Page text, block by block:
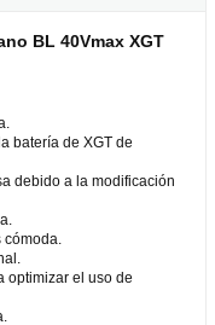
BL 40Vmax XGT
batería de XGT de
debido a la modificación
optimizar el uso de